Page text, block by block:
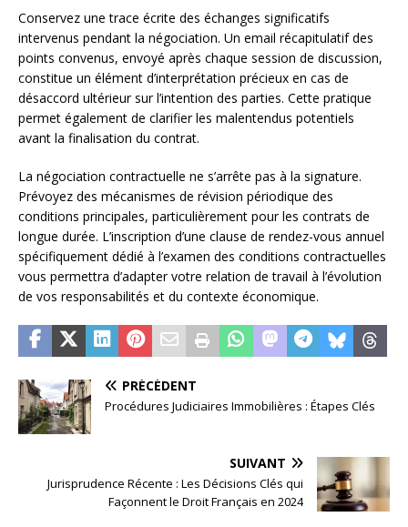
Conservez une trace écrite des échanges significatifs
intervenus pendant la négociation. Un email récapitulatif des
points convenus, envoyé après chaque session de discussion,
constitue un élément d’interprétation précieux en cas de
désaccord ultérieur sur l’intention des parties. Cette pratique
permet également de clarifier les malentendus potentiels
avant la finalisation du contrat.
La négociation contractuelle ne s’arrête pas à la signature.
Prévoyez des mécanismes de révision périodique des
conditions principales, particulièrement pour les contrats de
longue durée. L’inscription d’une clause de rendez-vous annuel
spécifiquement dédié à l’examen des conditions contractuelles
vous permettra d’adapter votre relation de travail à l’évolution
de vos responsabilités et du contexte économique.
PRÉCÉDENT
Procédures Judiciaires Immobilières : Étapes Clés
SUIVANT
Jurisprudence Récente : Les Décisions Clés qui
Façonnent le Droit Français en 2024